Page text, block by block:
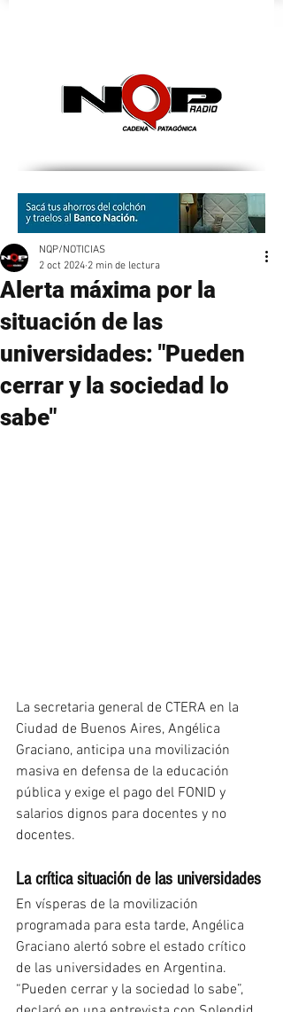
Alerta máxima por la
situación de las
universidades: "Pueden
cerrar y la sociedad lo
sabe"
NQP/NOTICIAS
2 oct 2024 2 min de lectura
La secretaria general de CTERA en la
Ciudad de Buenos Aires, Angélica
Graciano, anticipa una movilización
masiva en defensa de la educación
pública y exige el pago del FONID y
salarios dignos para docentes y no
docentes.
La crítica situación de las universidades
En vísperas de la movilización
programada para esta tarde, Angélica
Graciano alertó sobre el estado crítico
de las universidades en Argentina.
“Pueden cerrar y la sociedad lo sabe”,